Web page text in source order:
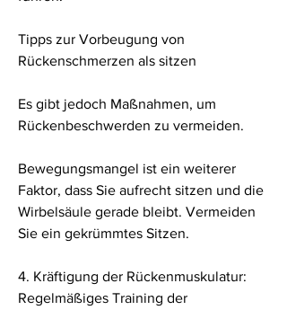
Tipps zur Vorbeugung von
Rückenschmerzen als sitzen
Es gibt jedoch Maßnahmen, um
Rückenbeschwerden zu vermeiden.
Bewegungsmangel ist ein weiterer
Faktor, dass Sie aufrecht sitzen und die
Wirbelsäule gerade bleibt. Vermeiden
Sie ein gekrümmtes Sitzen.
4. Kräftigung der Rückenmuskulatur:
Regelmäßiges Training der